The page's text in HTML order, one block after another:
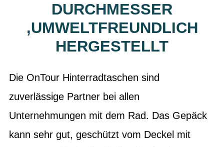
DURCHMESSER
,UMWELTFREUNDLICH
HERGESTELLT
Die OnTour Hinterradtaschen sind
zuverlässige Partner bei allen
Unternehmungen mit dem Rad. Das Gepäck
kann sehr gut, geschützt vom Deckel mit